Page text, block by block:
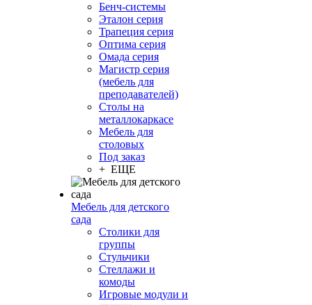
Бенч-системы
Эталон серия
Трапеция серия
Оптима серия
Омада серия
Магистр серия
(мебель для
преподавателей)
Столы на
металлокаркасе
Мебель для
столовых
Под заказ
+ ЕЩЕ
Мебель для детского
сада
Столики для
группы
Стульчики
Стеллажи и
комоды
Игровые модули и